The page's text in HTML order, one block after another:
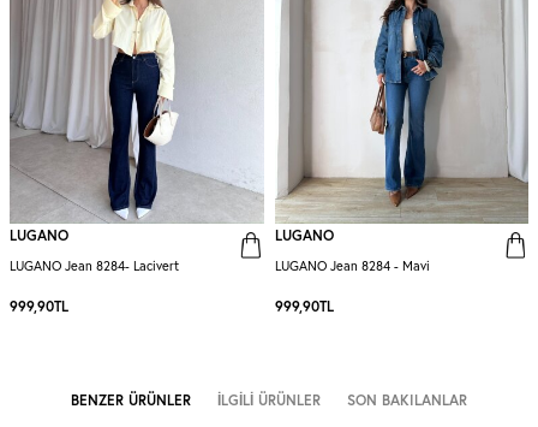
LUGANO
LUGANO Jean 8284- Lacivert
999,90TL
LUGANO
LUGANO Jean 8284 - Mavi
999,90TL
BENZER ÜRÜNLER İLGILI ÜRÜNLER SON BAKILANLAR